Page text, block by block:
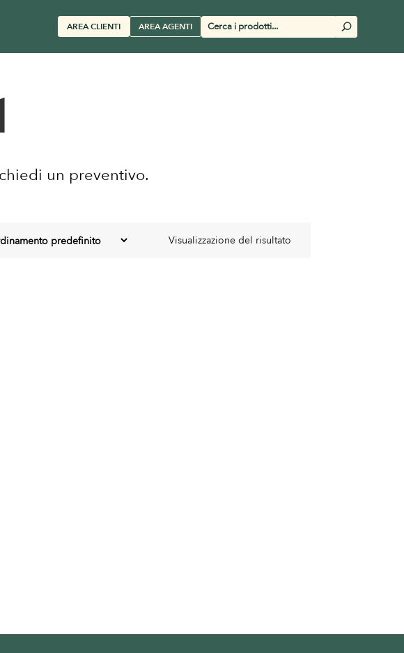
AREA CLIENTI AREA AGENTI
Cerca
prodotti
U
un preventivo.
Visualizzazione del risultato